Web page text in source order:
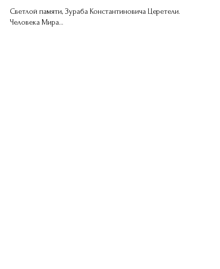
Светлой памяти, Зураба Константиновича Церетели.
Человека Мира…